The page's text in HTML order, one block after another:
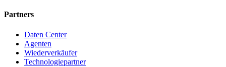
Partners
Daten Center
Agenten
Wiederverkäufer
Technologiepartner